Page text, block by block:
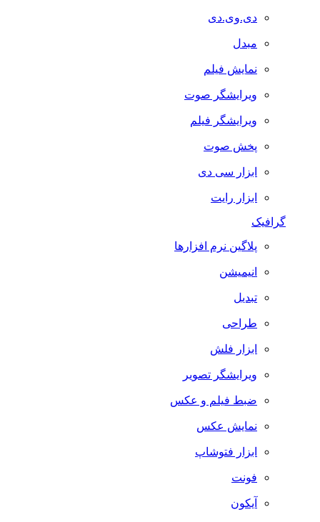
دی.وی.دی
مبدل
نمایش فیلم
ویرایشگر صوت
ویرایشگر فیلم
پخش صوت
ابزار سی دی
ابزار رایت
گرافیک
پلاگین نرم افزارها
انیمیشن
تبدیل
طراحی
ابزار فلش
ویرایشگر تصویر
ضبط فيلم و عكس
نمایش عکس
ابزار فتوشاپ
فونت
آیکون